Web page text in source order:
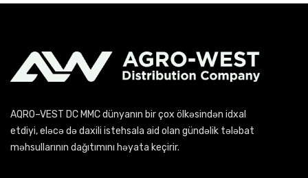
AQRO–VEST DC MMC dünyanın bir çox ölkəsindən idxal
etdiyi, eləcə də daxili istehsala aid olan gündəlik tələbat
məhsullarının dağıtımını həyata keçirir.